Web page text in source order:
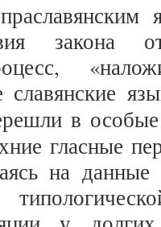
закона
славянские
в особые
гласные
на